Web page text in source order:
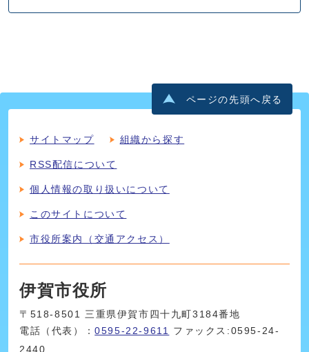
ページの先頭へ戻る
サイトマップ 組織から探す
RSS配信について
個人情報の取り扱いについて
このサイトについて
市役所案内（交通アクセス）
伊賀市役所
〒518-8501 三重県伊賀市四十九町3184番地
電話（代表）：0595-22-9611
ファックス:0595-24-
2440